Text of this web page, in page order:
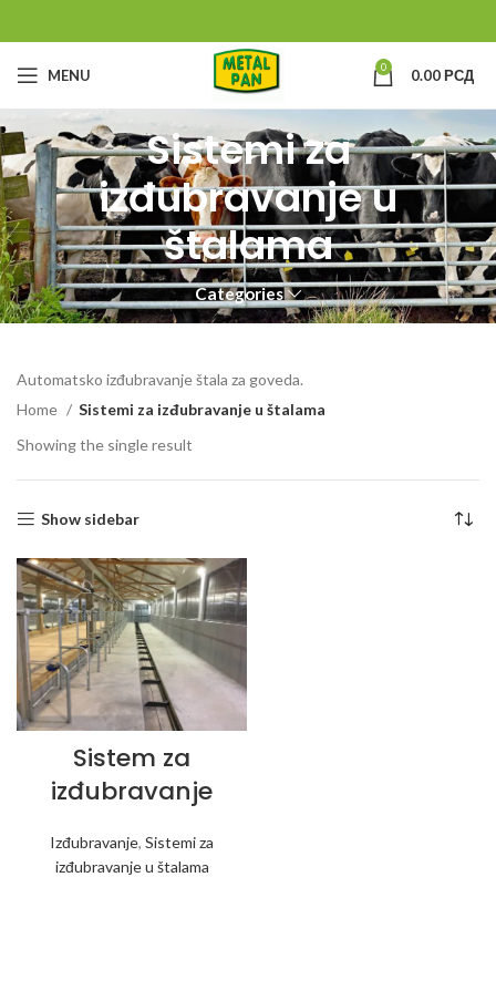
MENU 0 0.00РСД
Sistemi za
izđubravanje u
štalama
Categories
Automatsko izđubravanje štala za goveda.
Home
Sistemi za izđubravanje u štalama
Showing the single result
Show sidebar
Sistem za
izđubravanje
Izđubravanje, Sistemi za
izđubravanje u štalama